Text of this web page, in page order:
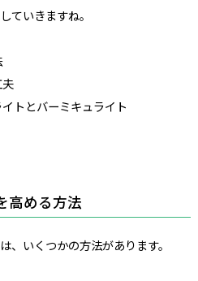
ていきますね。
トとバーミキュライト
高める方法
、いくつかの方法があります。